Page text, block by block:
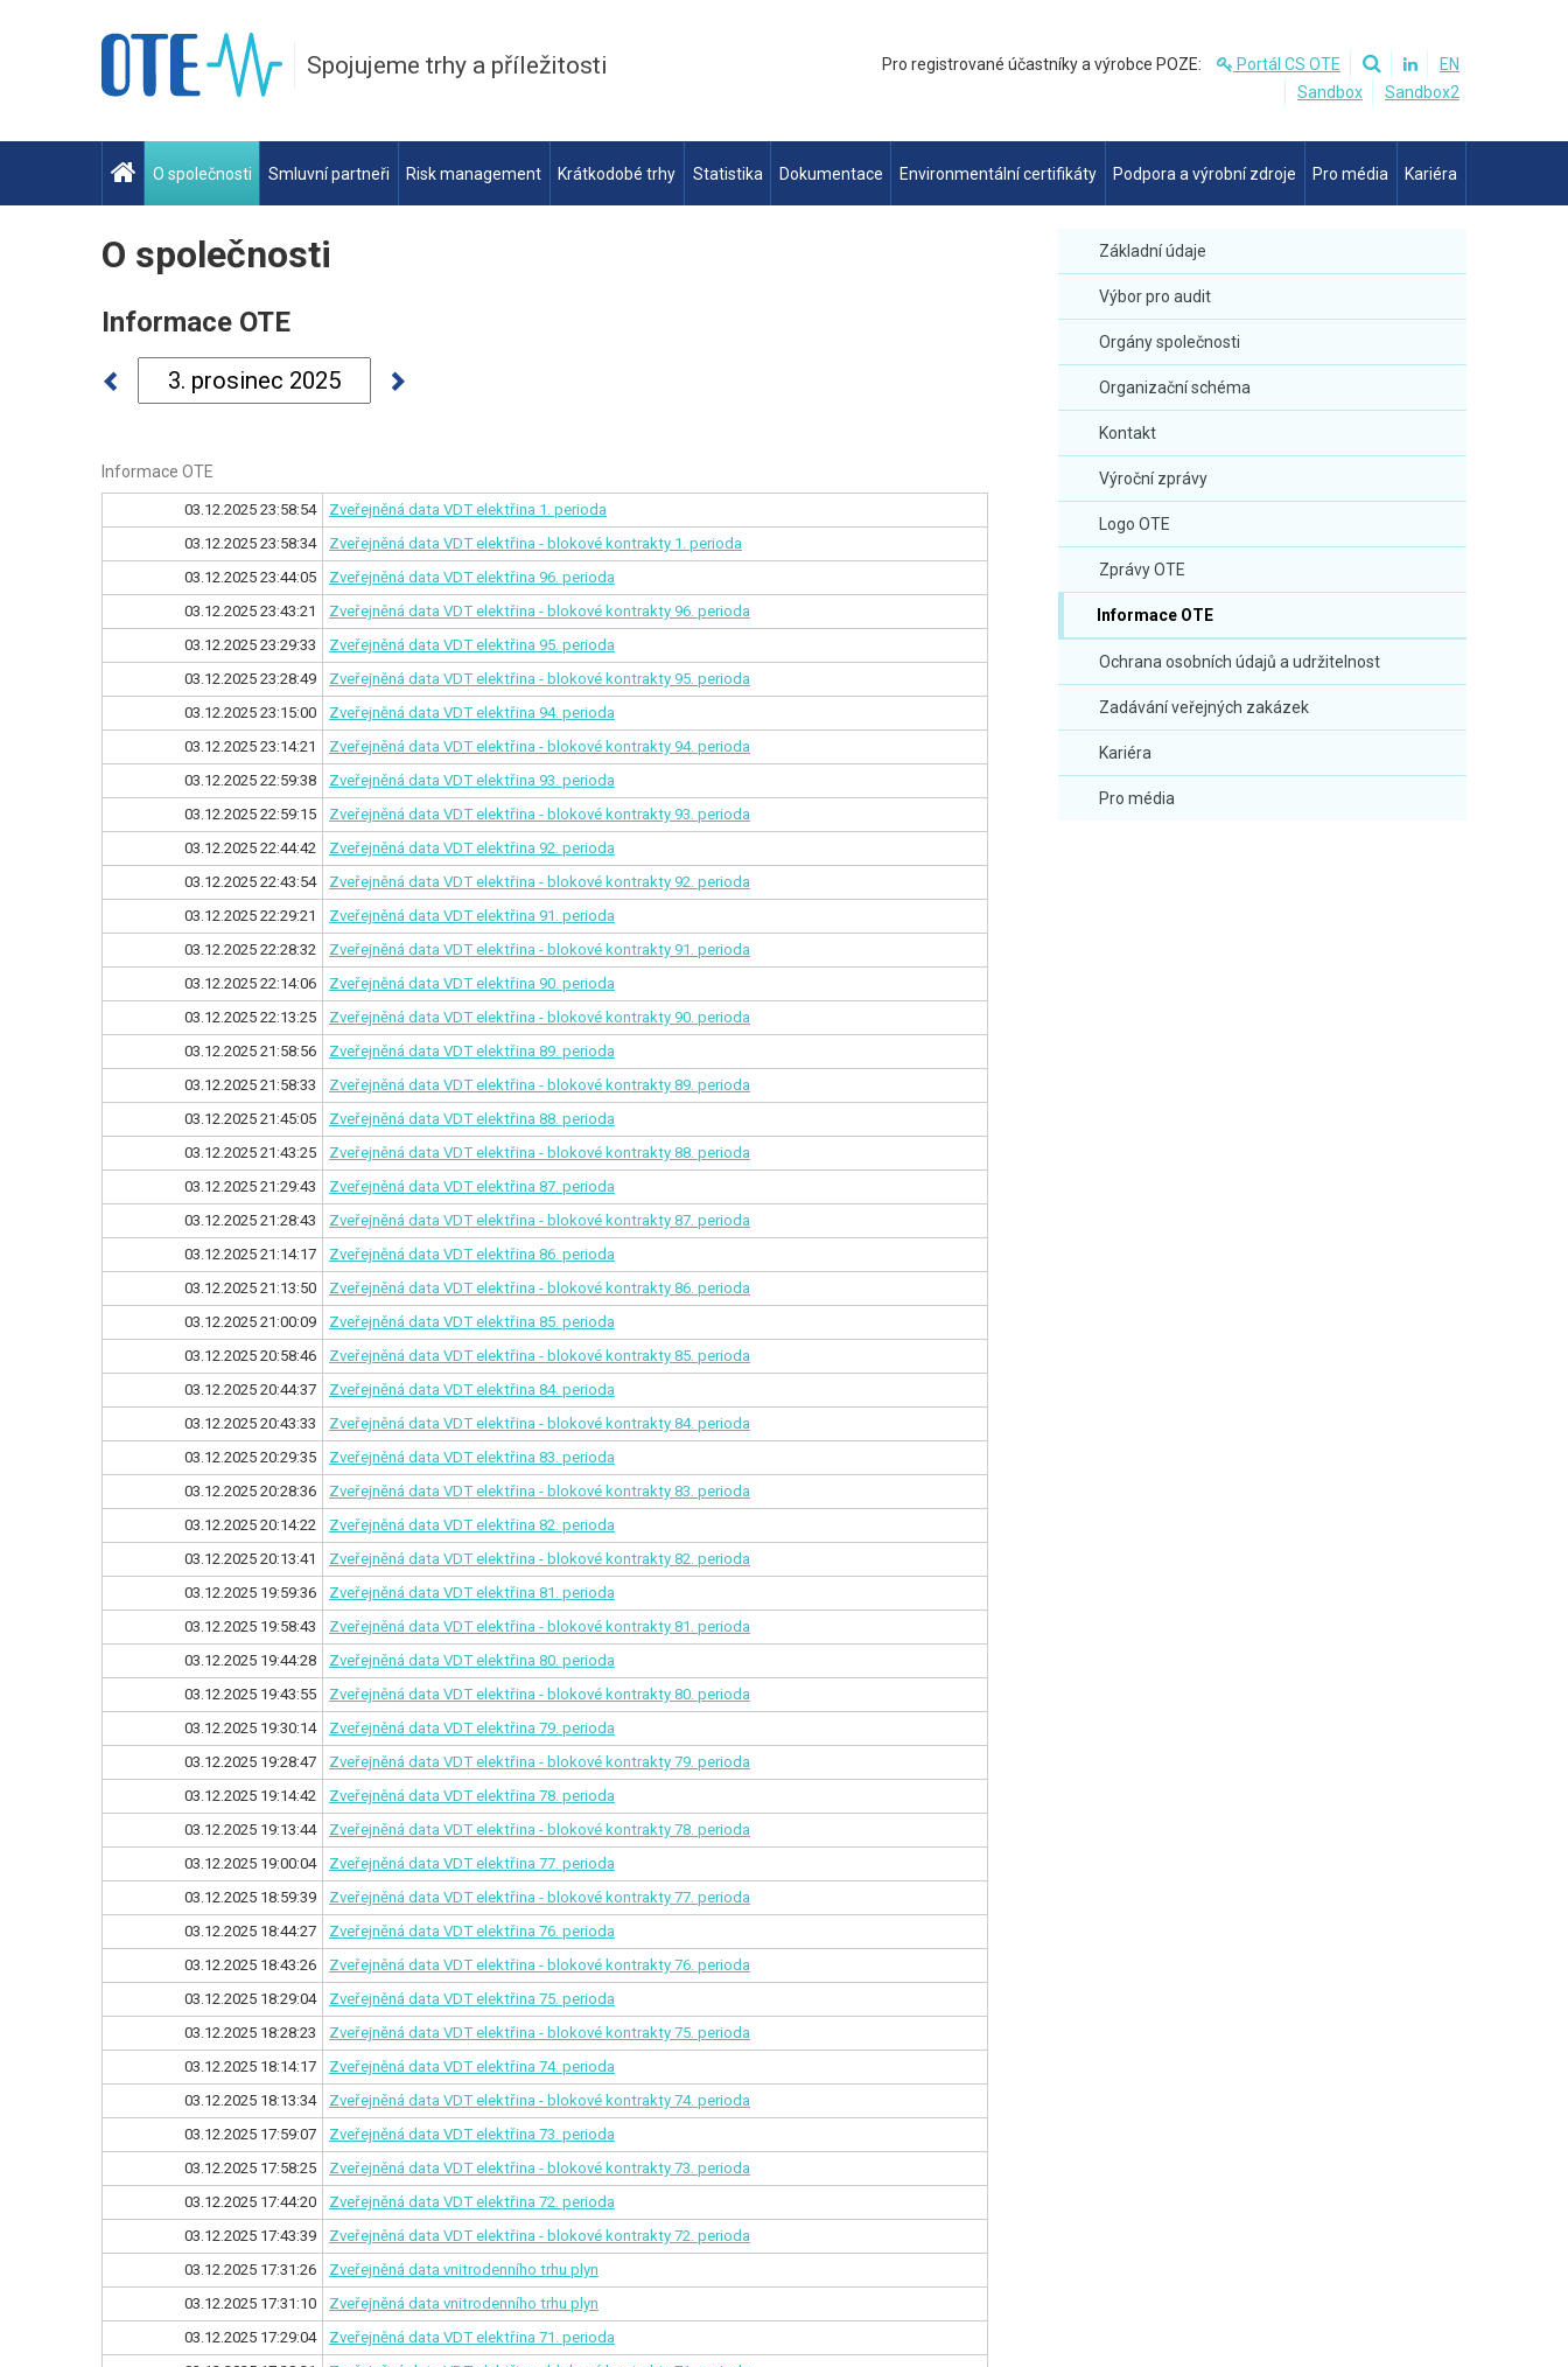
Spojujeme trhy a příležitosti Pro registrované účastníky a výrobce POZE: Portál CS OTE
EN
Sandbox
Sandbox2
O společnosti Smluvní partneři Risk management Krátkodobé trhy Statistika Dokumentace Environmentální certifikáty Podpora a výrobní zdroje Pro média Kariéra
Základní údaje
Výbor pro audit
Orgány společnosti
Organizační schéma
Kontakt
Výroční zprávy
Logo OTE
Zprávy OTE
Informace OTE
Ochrana osobních údajů a udržitelnost
Zadávání veřejných zakázek
Kariéra
Pro média
O společnosti
Informace OTE
Informace OTE
03.12.2025 23:58:54 Zveřejněná data VDT elektřina 1. perioda
03.12.2025 23:58:34
Zveřejněná data VDT elektřina - blokové kontrakty 1. perioda
03.12.2025 23:44:05
Zveřejněná data VDT elektřina 96. perioda
03.12.2025 23:43:21
Zveřejněná data VDT elektřina - blokové kontrakty 96. perioda
03.12.2025 23:29:33
Zveřejněná data VDT elektřina 95. perioda
03.12.2025 23:28:49
Zveřejněná data VDT elektřina - blokové kontrakty 95. perioda
03.12.2025 23:15:00
Zveřejněná data VDT elektřina 94. perioda
03.12.2025 23:14:21
Zveřejněná data VDT elektřina - blokové kontrakty 94. perioda
03.12.2025 22:59:38
Zveřejněná data VDT elektřina 93. perioda
03.12.2025 22:59:15
Zveřejněná data VDT elektřina - blokové kontrakty 93. perioda
03.12.2025 22:44:42
Zveřejněná data VDT elektřina 92. perioda
03.12.2025 22:43:54
Zveřejněná data VDT elektřina - blokové kontrakty 92. perioda
03.12.2025 22:29:21
Zveřejněná data VDT elektřina 91. perioda
03.12.2025 22:28:32
Zveřejněná data VDT elektřina - blokové kontrakty 91. perioda
03.12.2025 22:14:06
Zveřejněná data VDT elektřina 90. perioda
03.12.2025 22:13:25
Zveřejněná data VDT elektřina - blokové kontrakty 90. perioda
03.12.2025 21:58:56
Zveřejněná data VDT elektřina 89. perioda
03.12.2025 21:58:33
Zveřejněná data VDT elektřina - blokové kontrakty 89. perioda
03.12.2025 21:45:05
Zveřejněná data VDT elektřina 88. perioda
03.12.2025 21:43:25
Zveřejněná data VDT elektřina - blokové kontrakty 88. perioda
03.12.2025 21:29:43
Zveřejněná data VDT elektřina 87. perioda
03.12.2025 21:28:43
Zveřejněná data VDT elektřina - blokové kontrakty 87. perioda
03.12.2025 21:14:17
Zveřejněná data VDT elektřina 86. perioda
03.12.2025 21:13:50
Zveřejněná data VDT elektřina - blokové kontrakty 86. perioda
03.12.2025 21:00:09
Zveřejněná data VDT elektřina 85. perioda
03.12.2025 20:58:46
Zveřejněná data VDT elektřina - blokové kontrakty 85. perioda
03.12.2025 20:44:37
Zveřejněná data VDT elektřina 84. perioda
03.12.2025 20:43:33
Zveřejněná data VDT elektřina - blokové kontrakty 84. perioda
03.12.2025 20:29:35
Zveřejněná data VDT elektřina 83. perioda
03.12.2025 20:28:36
Zveřejněná data VDT elektřina - blokové kontrakty 83. perioda
03.12.2025 20:14:22
Zveřejněná data VDT elektřina 82. perioda
03.12.2025 20:13:41
Zveřejněná data VDT elektřina - blokové kontrakty 82. perioda
03.12.2025 19:59:36
Zveřejněná data VDT elektřina 81. perioda
03.12.2025 19:58:43
Zveřejněná data VDT elektřina - blokové kontrakty 81. perioda
03.12.2025 19:44:28
Zveřejněná data VDT elektřina 80. perioda
03.12.2025 19:43:55
Zveřejněná data VDT elektřina - blokové kontrakty 80. perioda
03.12.2025 19:30:14
Zveřejněná data VDT elektřina 79. perioda
03.12.2025 19:28:47
Zveřejněná data VDT elektřina - blokové kontrakty 79. perioda
03.12.2025 19:14:42
Zveřejněná data VDT elektřina 78. perioda
03.12.2025 19:13:44
Zveřejněná data VDT elektřina - blokové kontrakty 78. perioda
03.12.2025 19:00:04
Zveřejněná data VDT elektřina 77. perioda
03.12.2025 18:59:39
Zveřejněná data VDT elektřina - blokové kontrakty 77. perioda
03.12.2025 18:44:27
Zveřejněná data VDT elektřina 76. perioda
03.12.2025 18:43:26
Zveřejněná data VDT elektřina - blokové kontrakty 76. perioda
03.12.2025 18:29:04
Zveřejněná data VDT elektřina 75. perioda
03.12.2025 18:28:23
Zveřejněná data VDT elektřina - blokové kontrakty 75. perioda
03.12.2025 18:14:17
Zveřejněná data VDT elektřina 74. perioda
03.12.2025 18:13:34
Zveřejněná data VDT elektřina - blokové kontrakty 74. perioda
03.12.2025 17:59:07
Zveřejněná data VDT elektřina 73. perioda
03.12.2025 17:58:25
Zveřejněná data VDT elektřina - blokové kontrakty 73. perioda
03.12.2025 17:44:20
Zveřejněná data VDT elektřina 72. perioda
03.12.2025 17:43:39
Zveřejněná data VDT elektřina - blokové kontrakty 72. perioda
03.12.2025 17:31:26
Zveřejněná data vnitrodenního trhu plyn
03.12.2025 17:31:10
Zveřejněná data vnitrodenního trhu plyn
03.12.2025 17:29:04
Zveřejněná data VDT elektřina 71. perioda